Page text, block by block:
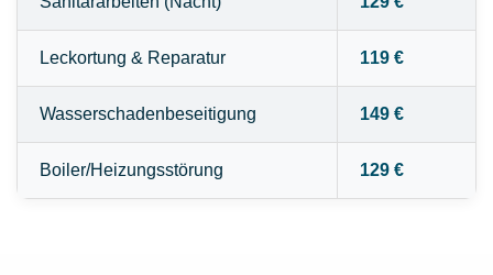
Leckortung & Reparatur 119 €
Wasserschadenbeseitigung 149 €
Boiler/Heizungsstörung 129 €